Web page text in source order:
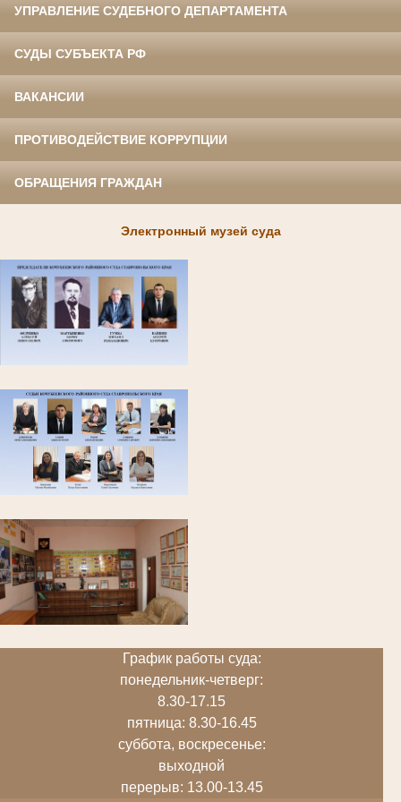
УПРАВЛЕНИЕ СУДЕБНОГО ДЕПАРТАМЕНТА
СУДЫ СУБЪЕКТА РФ
ВАКАНСИИ
ПРОТИВОДЕЙСТВИЕ КОРРУПЦИИ
ОБРАЩЕНИЯ ГРАЖДАН
Электронный музей суда
График работы суда:
понедельник-четверг:
8.30-17.15
пятница: 8.30-16.45
суббота, воскресенье:
выходной
перерыв: 13.00-13.45